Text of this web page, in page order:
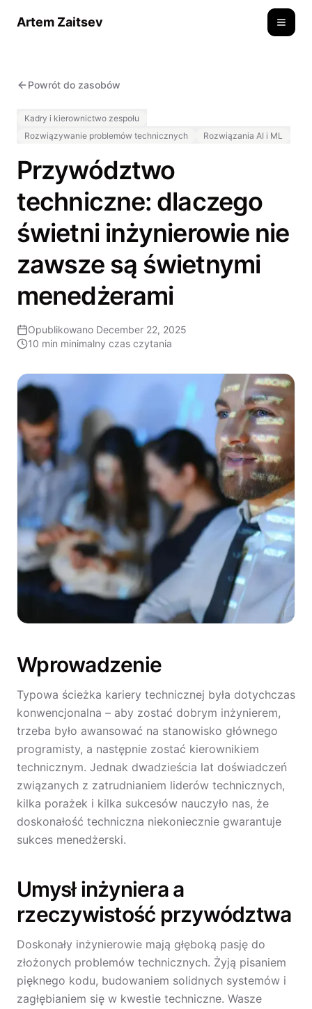
Artem Zaitsev
Powrót do zasobów
Kadry i kierownictwo zespołu
Rozwiązywanie problemów technicznych
Rozwiązania AI i ML
Przywództwo
techniczne: dlaczego
świetni inżynierowie nie
zawsze są świetnymi
menedżerami
Opublikowano December 22, 2025
10 min minimalny czas czytania
Wprowadzenie
Typowa ścieżka kariery technicznej była dotychczas
konwencjonalna – aby zostać dobrym inżynierem,
trzeba było awansować na stanowisko głównego
programisty, a następnie zostać kierownikiem
technicznym. Jednak dwadzieścia lat doświadczeń
związanych z zatrudnianiem liderów technicznych,
kilka porażek i kilka sukcesów nauczyło nas, że
doskonałość techniczna niekoniecznie gwarantuje
sukces menedżerski.
Umysł inżyniera a
rzeczywistość przywództwa
Doskonały inżynierowie mają głęboką pasję do
złożonych problemów technicznych. Żyją pisaniem
pięknego kodu, budowaniem solidnych systemów i
zagłębianiem się w kwestie techniczne. Wasze